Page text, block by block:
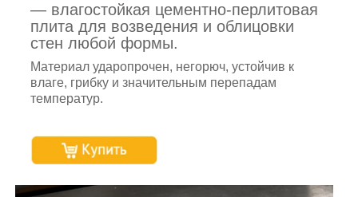
— влагостойкая цементно-перлитовая
плита для возведения и облицовки
стен любой формы.
Материал ударопрочен, негорюч, устойчив к
влаге, грибку и значительным перепадам
температур.